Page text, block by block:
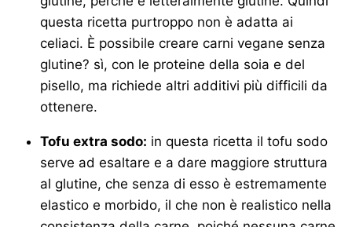
questa ricetta purtroppo non è adatta ai
celiaci. È possibile creare carni vegane senza
glutine? sì, con le proteine della soia e del
pisello, ma richiede altri additivi più difficili da
ottenere.
Tofu extra sodo: in questa ricetta il tofu sodo
serve ad esaltare e a dare maggiore struttura
al glutine, che senza di esso è estremamente
elastico e morbido, il che non è realistico nella